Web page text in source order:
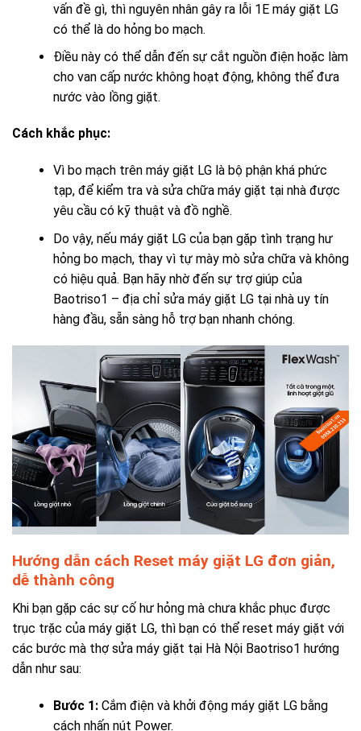
vấn đề gì, thì nguyên nhân gây ra lỗi 1E máy giặt LG
có thể là do hỏng bo mạch.
Điều này có thể dẫn đến sự cắt nguồn điện hoặc làm
cho van cấp nước không hoạt động, không thể đưa
nước vào lồng giặt.
Cách khắc phục:
Vì bo mạch trên máy giặt LG là bộ phận khá phức
tạp, để kiểm tra và sửa chữa máy giặt tại nhà được
yêu cầu có kỹ thuật và đồ nghề.
Do vậy, nếu máy giặt LG của bạn gặp tình trạng hư
hỏng bo mạch, thay vì tự mày mò sửa chữa và không
có hiệu quả. Bạn hãy nhờ đến sự trợ giúp của
Baotriso1 – địa chỉ sửa máy giặt LG tại nhà uy tín
hàng đầu, sẵn sàng hỗ trợ bạn nhanh chóng.
Hướng dẫn cách Reset máy giặt LG đơn giản,
dễ thành công
Khi bạn gặp các sự cố hư hỏng mà chưa khắc phục được
trục trặc của máy giặt LG, thì bạn có thể reset máy giặt với
các bước mà thợ sửa máy giặt tại Hà Nội Baotriso1 hướng
dẫn như sau:
Bước 1:Cắm điện và khởi động máy giặt LG bằng
cách nhấn nút Power.